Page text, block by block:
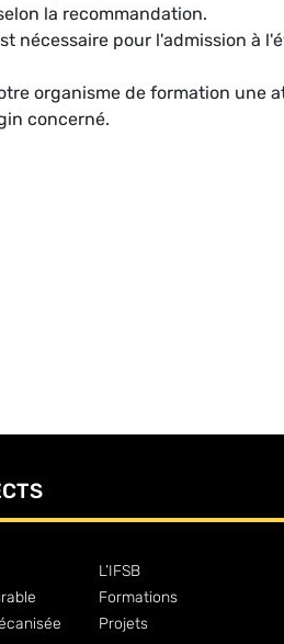
la recommandation.
nécessaire pour l'admission à
organisme de formation une
concerné.
L’IFSB
Formations
Projets